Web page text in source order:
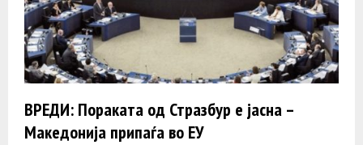
ВРЕДИ: Пораката од Стразбур е јасна –
Македонија припаѓа во ЕУ